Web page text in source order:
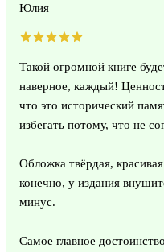
Юлия
Такой огромной книге
наверное, каждый!
что это исторический
избегать потому, что не
Обложка твёрдая,
конечно, у издания
минус.
Самое главное